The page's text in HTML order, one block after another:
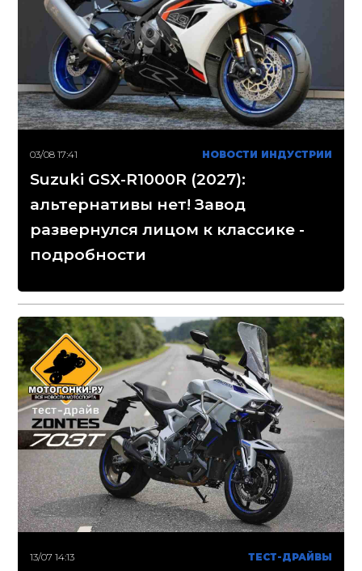
03/08 17:41 НОВОСТИ ИНДУСТРИИ
Suzuki GSX-R1000R (2027):
альтернативы нет! Завод
развернулся лицом к классике -
подробности
13/07 14:13 ТЕСТ-ДРАЙВЫ